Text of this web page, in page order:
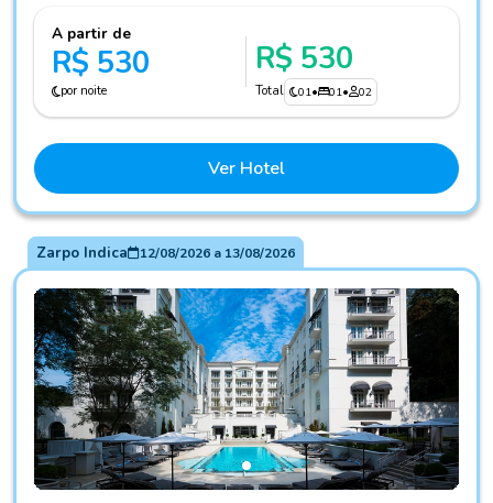
A partir de
R$ 530
por noite
R$ 530
Total 01• 01• 02
Ver Hotel
Zarpo Indica 12/08/2026a 13/08/2026